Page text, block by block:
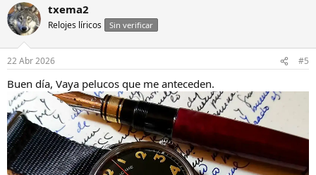
txema2
Relojes líricos Sin verificar
22 Abr 2026 #5
Buen día, Vaya pelucos que me anteceden.